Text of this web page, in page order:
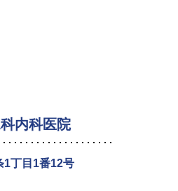
内科医院
1丁目1番12号